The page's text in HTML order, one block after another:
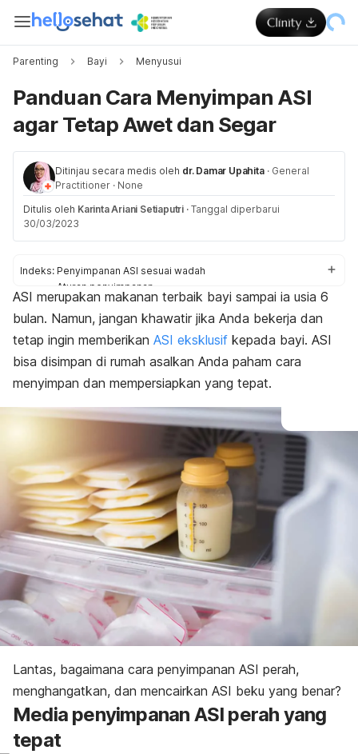
Parenting Bayi Menyusui
Panduan Cara Menyimpan ASI
agar Tetap Awet dan Segar
Ditinjau secara medis oleh dr. Damar Upahita · General
Practitioner · None
Ditulis oleh Karinta Ariani Setiaputri · Tanggal diperbarui
30/03/2023
Indeks: Penyimpanan ASI sesuai wadah
Aturan penyimpanan
Lama waktu penyimpanan
Cara menghangatkan ASI perah
Aturan mencampur ASI
Ciri ASI basi
ASI merupakan makanan terbaik bayi sampai ia usia 6
bulan. Namun, jangan khawatir jika Anda bekerja dan
tetap ingin memberikan ASI eksklusif kepada bayi. ASI
bisa disimpan di rumah asalkan Anda paham cara
menyimpan dan mempersiapkan yang tepat.
Lantas, bagaimana cara penyimpanan ASI perah,
menghangatkan, dan mencairkan ASI beku yang benar?
Media penyimpanan ASI perah yang
tepat